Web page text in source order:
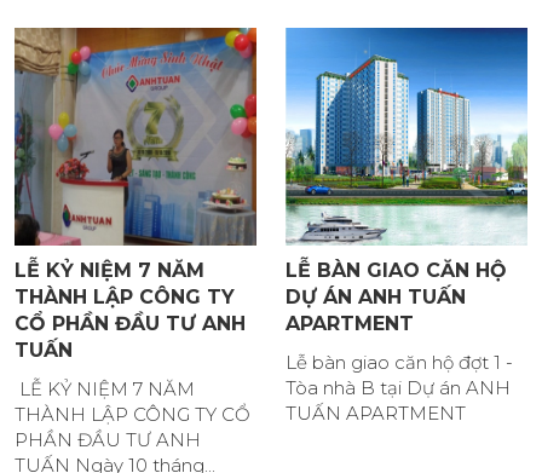
LỄ KỶ NIỆM 7 NĂM
THÀNH LẬP CÔNG TY
CỔ PHẦN ĐẦU TƯ ANH
TUẤN
LỄ KỶ NIỆM 7 NĂM
THÀNH LẬP CÔNG TY CỔ
PHẦN ĐẦU TƯ ANH
TUẤN Ngày 10 tháng...
LỄ BÀN GIAO CĂN HỘ
DỰ ÁN ANH TUẤN
APARTMENT
Lễ bàn giao căn hộ đợt 1 -
Tòa nhà B tại Dự án ANH
TUẤN APARTMENT